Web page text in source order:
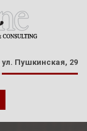
ул. Пушкинская, 29